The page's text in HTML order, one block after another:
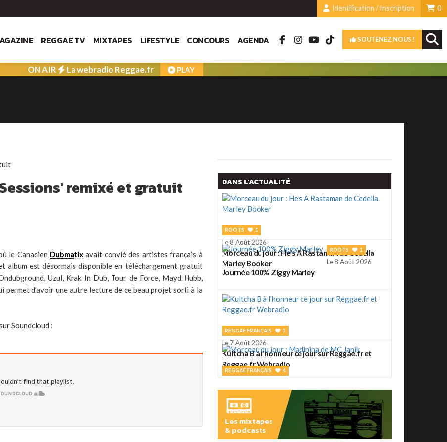
0
Identification / Inscription
REGGAE TV MIXTAPES LIFESTYLE CONCOURS AGENDA SOUTENEZ NOUS !
ON AIR La webradio Reggae.fr PLAY
remixé et gratuit
le Canadien Dubmatix avait convié des artistes français à
album est désormais disponible en téléchargement gratuit
Uzul, Krak In Dub, Tour de Force, Mayd Hubb,
permet d'avoir une autre lecture de ce beau projet sorti à la
Soundcloud :
DANS L'ACTUALITÉ
ROOTS 1
Le 8 Août 2026
Morceau du jour : He's A Rastaman de Cedella
Marley Booker
ROOTS 1
Le 8 Août 2026
Journée 100% Ziggy Marley
REGGAE FRANÇAIS 2
Le 7 Août 2026
Kultcha B à l'honneur ce jour sur Reggae.fr et
Reggae.fr Webradio
REGGAE FRANÇAIS 4
Morceau du jour : Madinina de MC Janik
ROOTS 56
Les mixtapes
& podcasts